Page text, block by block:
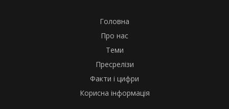
Головна
Про нас
Теми
Пресрелізи
Факти і цифри
Корисна інформація